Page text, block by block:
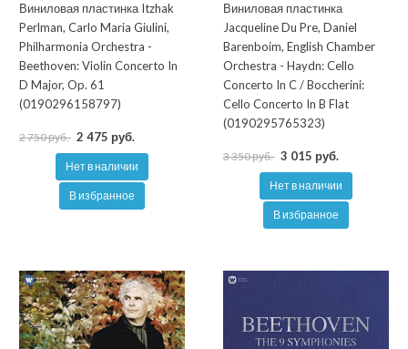
Виниловая пластинка Itzhak
Perlman, Carlo Maria Giulini,
Philharmonia Orchestra -
Beethoven: Violin Concerto In
D Major, Op. 61
(0190296158797)
2 750 руб. 2 475 руб.
Нет в наличии
В избранное
Виниловая пластинка
Jacqueline Du Pre, Daniel
Barenboim, English Chamber
Orchestra - Haydn: Cello
Concerto In C / Boccherini:
Cello Concerto In B Flat
(0190295765323)
3 350 руб. 3 015 руб.
Нет в наличии
В избранное